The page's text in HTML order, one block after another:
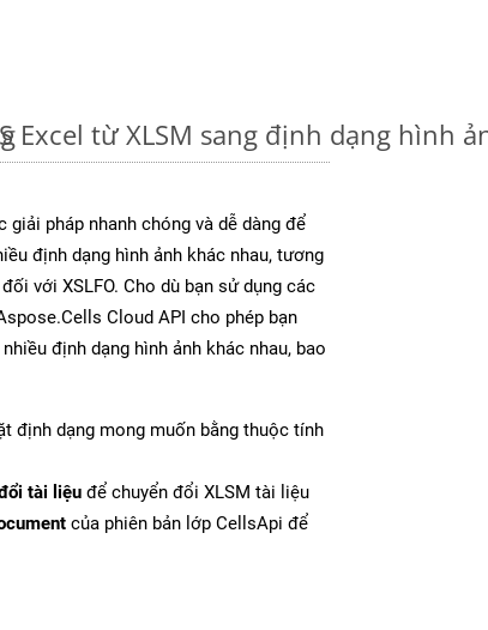
Excel từ XLSM sang định dạng hình
pháp nhanh chóng và dễ dàng để
định dạng hình ảnh khác nhau, tương
với XSLFO. Cho dù bạn sử dụng các
Cloud API cho phép bạn
định dạng hình ảnh khác nhau, bao
định dạng mong muốn bằng thuộc tính
tài liệu để chuyển đổi XLSM tài liệu
của phiên bản lớp CellsApi để